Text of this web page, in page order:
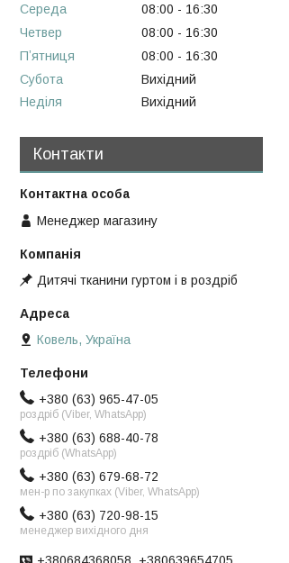
Середа
08:00
16:30
Четвер
08:00
16:30
Пʼятниця
08:00
16:30
Субота
Вихідний
Неділя
Вихідний
Контакти
Менеджер магазину
Дитячі тканини гуртом і в роздріб
Ковель, Україна
+380 (63) 965-47-05
роздріб (Viber, WhatsApp)
+380 (63) 688-40-78
роздріб (WhatsApp)
+380 (63) 679-68-72
мен-р по закупках (Viber, WhatsApp)
+380 (63) 720-98-15
менеджер вихідного дня